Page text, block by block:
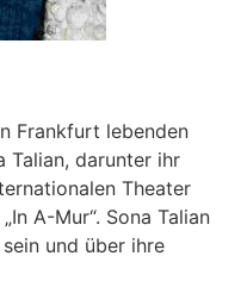
Frankfurt lebenden
Talian, darunter ihr
Theater
A-Mur“. Sona Talian
und über ihre